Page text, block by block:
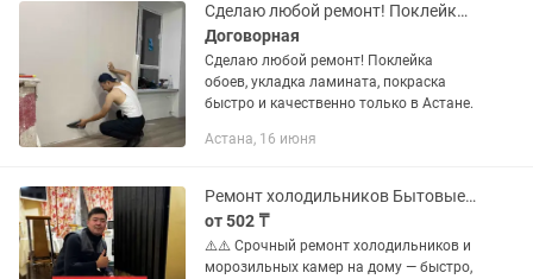
Сделаю любой ремонт! Поклейка обоев, укладка ламината, покраска быстро!
Договорная
Сделаю любой ремонт! Поклейка
обоев, укладка ламината, покраска
быстро и качественно только в Астане.
Астана, 16 июня
Ремонт холодильников Бытовые, Витрины, Промхолод. Быстро с гарантией!
от 502 ₸
⚠️⚠️ Срочный ремонт холодильников и
морозильных камер на дому — быстро,